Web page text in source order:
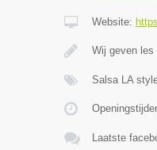
Website:
Wij geven les
Salsa LA
Laatste